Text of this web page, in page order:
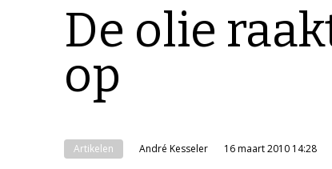
De olie
op
Artikelen André Kesseler 16 maart 2010 14:28